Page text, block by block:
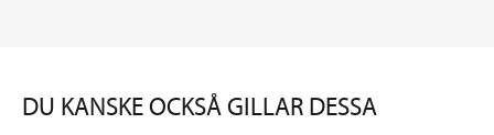
DU KANSKE OCKSÅ GILLAR DESSA